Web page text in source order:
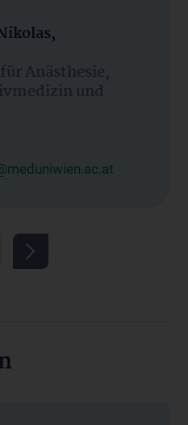
Anästhesie,
und